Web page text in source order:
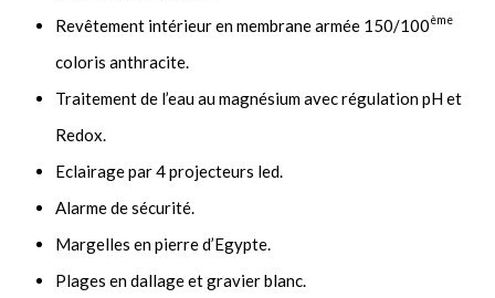
Revêtement intérieur en membrane armée 150/100ème
coloris anthracite.
Traitement de l’eau au magnésium avec régulation pH et
Redox.
Eclairage par 4 projecteurs led.
Alarme de sécurité.
Margelles en pierre d’Egypte.
Plages en dallage et gravier blanc.